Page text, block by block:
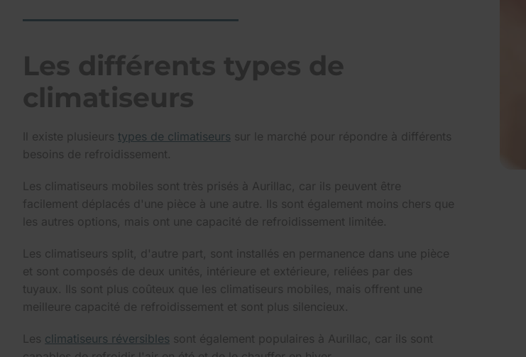
Les différents types de
climatiseurs
Il existe plusieurs types de climatiseurs sur le marché pour répondre à différents
besoins de refroidissement.
Les climatiseurs mobiles sont très prisés à Aurillac, car ils peuvent être
facilement déplacés d'une pièce à une autre. Ils sont également moins chers que
les autres options, mais ont une capacité de refroidissement limitée.
Les climatiseurs split, d'autre part, sont installés en permanence dans une pièce
et sont composés de deux unités, intérieure et extérieure, reliées par des
tuyaux. Ils sont plus coûteux que les climatiseurs mobiles, mais offrent une
meilleure capacité de refroidissement et sont plus silencieux.
Les climatiseurs réversibles sont également populaires à Aurillac, car ils sont